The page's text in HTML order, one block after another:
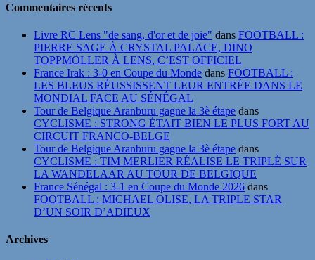
Commentaires récents
Livre RC Lens "de sang, d'or et de joie" dans FOOTBALL :
PIERRE SAGE À CRYSTAL PALACE, DINO
TOPPMÖLLER À LENS, C’EST OFFICIEL
France Irak : 3-0 en Coupe du Monde dans FOOTBALL :
LES BLEUS RÉUSSISSENT LEUR ENTRÉE DANS LE
MONDIAL FACE AU SÉNÉGAL
Tour de Belgique Aranburu gagne la 3è étape dans
CYCLISME : STRONG ÉTAIT BIEN LE PLUS FORT AU
CIRCUIT FRANCO-BELGE
Tour de Belgique Aranburu gagne la 3è étape dans
CYCLISME : TIM MERLIER RÉALISE LE TRIPLÉ SUR
LA WANDELAAR AU TOUR DE BELGIQUE
France Sénégal : 3-1 en Coupe du Monde 2026 dans
FOOTBALL : MICHAEL OLISE, LA TRIPLE STAR
D’UN SOIR D’ADIEUX
Archives